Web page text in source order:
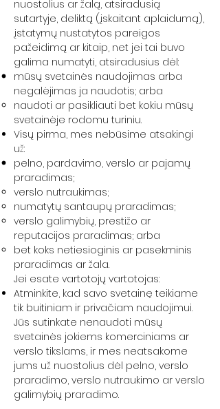
nuostolius ar žalą, atsiradusią
sutartyje, deliktą (įskaitant aplaidumą),
įstatymų nustatytos pareigos
pažeidimą ar kitaip, net jei tai buvo
galima numatyti, atsiradusius dėl:
mūsų svetainės naudojimas arba
negalėjimas ja naudotis; arba
naudoti ar pasikliauti bet kokiu mūsų
svetainėje rodomu turiniu.
Visų pirma, mes nebūsime atsakingi
už:
pelno, pardavimo, verslo ar pajamų
praradimas;
verslo nutraukimas;
numatytų santaupų praradimas;
verslo galimybių, prestižo ar
reputacijos praradimas; arba
bet koks netiesioginis ar pasekminis
praradimas ar žala.
Jei esate vartotojų vartotojas:
Atminkite, kad savo svetainę teikiame
tik buitiniam ir privačiam naudojimui.
Jūs sutinkate nenaudoti mūsų
svetainės jokiems komerciniams ar
verslo tikslams, ir mes neatsakome
jums už nuostolius dėl pelno, verslo
praradimo, verslo nutraukimo ar verslo
galimybių praradimo.